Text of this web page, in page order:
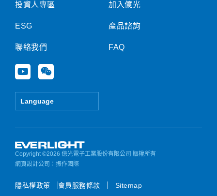
投資人專區
ESG
聯絡我們
Y
o
u
e
W
e
i
Language
加入億光
產品諮詢
FAQ
Copyright ©2026 億光電子工業股份有限公司 版權所有
網頁設計公司 ：振作國際
隱私權政策 會員服務條款 Sitemap